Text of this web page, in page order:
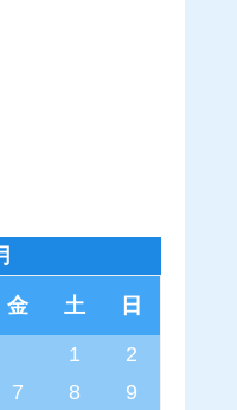
金 土 日
1
2
7 8
9